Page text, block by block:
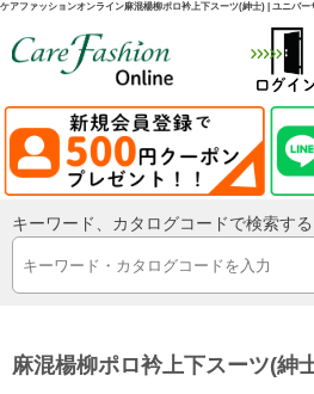
ケアファッションオンライン麻混楊柳ポロ衿上下スーツ(紳士) | ユニバ
キーワード、カタログコードで検索する
麻混楊柳ポロ衿上下スーツ(紳